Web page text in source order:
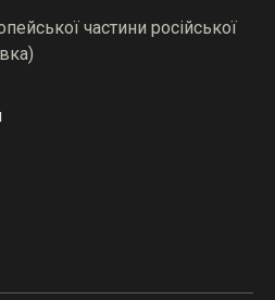
частини російської